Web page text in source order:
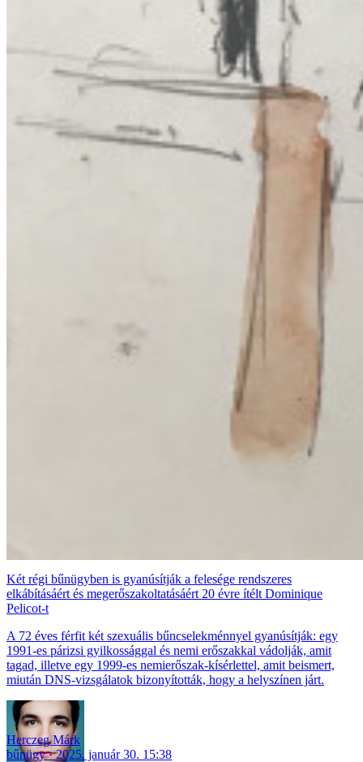
Két régi bűnügyben is gyanúsítják a felesége rendszeres
elkábításáért és megerőszakoltatásáért 20 évre ítélt Dominique
Pelicot-t
A 72 éves férfit két szexuális bűncselekménnyel gyanúsítják: egy
1991-es párizsi gyilkossággal és nemi erőszakkal vádolják, amit
tagad, illetve egy 1999-es nemierőszak-kísérlettel, amit beismert,
miután DNS-vizsgálatok bizonyították, hogy a helyszínen járt.
Herczeg Márk
bűnügy
2025. január 30. 15:38